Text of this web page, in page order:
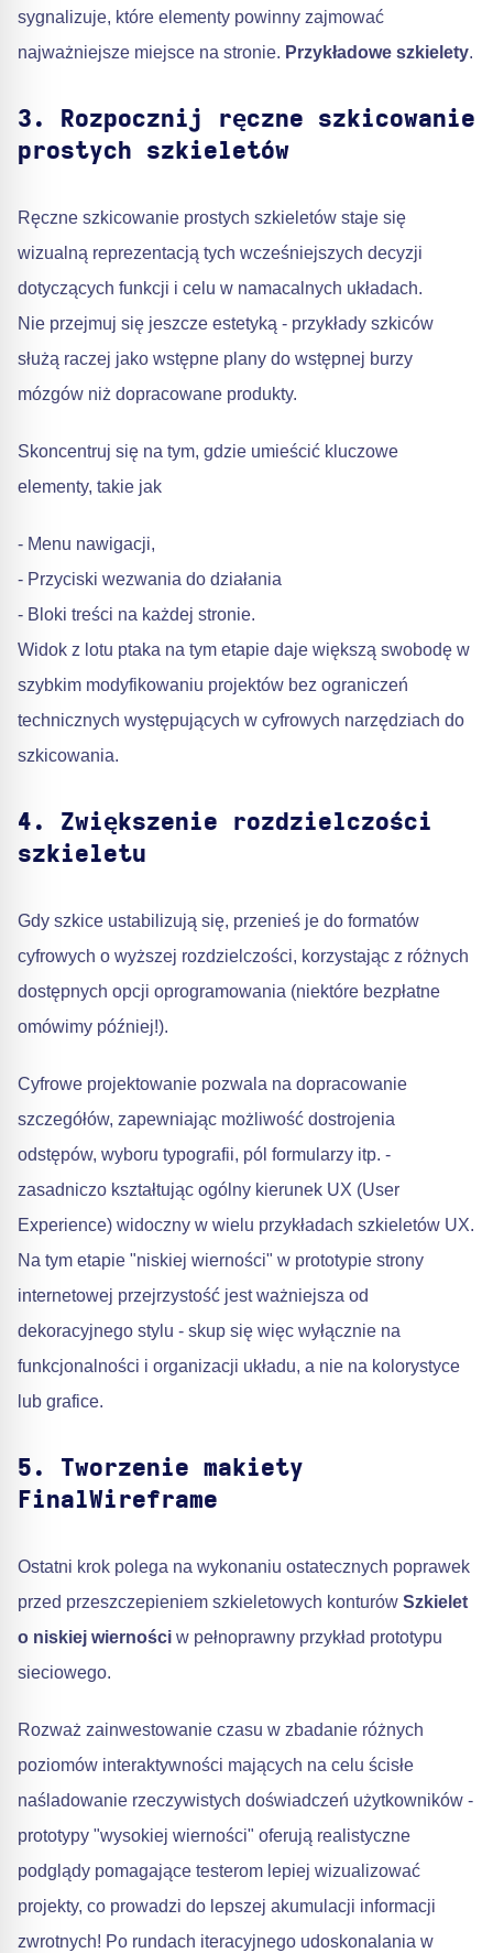
sygnalizuje, które elementy powinny zajmować
najważniejsze miejsce na stronie. Przykładowe szkielety.
3. Rozpocznij ręczne szkicowanie
prostych szkieletów
Ręczne szkicowanie prostych szkieletów staje się
wizualną reprezentacją tych wcześniejszych decyzji
dotyczących funkcji i celu w namacalnych układach.
Nie przejmuj się jeszcze estetyką - przykłady szkiców
służą raczej jako wstępne plany do wstępnej burzy
mózgów niż dopracowane produkty.
Skoncentruj się na tym, gdzie umieścić kluczowe
elementy, takie jak
- Menu nawigacji,
- Przyciski wezwania do działania
- Bloki treści na każdej stronie.
Widok z lotu ptaka na tym etapie daje większą swobodę w
szybkim modyfikowaniu projektów bez ograniczeń
technicznych występujących w cyfrowych narzędziach do
szkicowania.
4. Zwiększenie rozdzielczości
szkieletu
Gdy szkice ustabilizują się, przenieś je do formatów
cyfrowych o wyższej rozdzielczości, korzystając z różnych
dostępnych opcji oprogramowania (niektóre bezpłatne
omówimy później!).
Cyfrowe projektowanie pozwala na dopracowanie
szczegółów, zapewniając możliwość dostrojenia
odstępów, wyboru typografii, pól formularzy itp. -
zasadniczo kształtując ogólny kierunek UX (User
Experience) widoczny w wielu przykładach szkieletów UX.
Na tym etapie "niskiej wierności" w prototypie strony
internetowej przejrzystość jest ważniejsza od
dekoracyjnego stylu - skup się więc wyłącznie na
funkcjonalności i organizacji układu, a nie na kolorystyce
lub grafice.
5. Tworzenie makiety
FinalWireframe
Ostatni krok polega na wykonaniu ostatecznych poprawek
przed przeszczepieniem szkieletowych konturów Szkielet
o niskiej wierności w pełnoprawny przykład prototypu
sieciowego.
Rozważ zainwestowanie czasu w zbadanie różnych
poziomów interaktywności mających na celu ścisłe
naśladowanie rzeczywistych doświadczeń użytkowników -
prototypy "wysokiej wierności" oferują realistyczne
podglądy pomagające testerom lepiej wizualizować
projekty, co prowadzi do lepszej akumulacji informacji
zwrotnych! Po rundach iteracyjnego udoskonalania w